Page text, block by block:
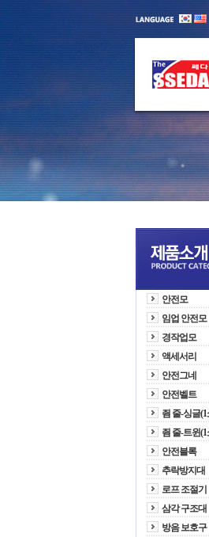
안전모
임업 안전모
경작업모
액세서리
안전그네
안전벨트
죔 줄-싱글
죔 줄-트윈
안전블록
추락방지대
로프 조절기
삼각 구조대
방음 보호구